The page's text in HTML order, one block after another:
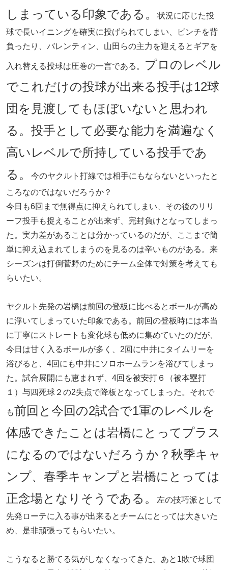
しまっている印象である。
状況に応じた投
球で長いイニングを確実に投げられてしまい、ピンチを背
負ったり、バレンティン、山田らの主力を迎えるとギアを
入れ替える投球は圧巻の一言である。
プロのレベル
でこれだけの投球が出来る投手は12球
団を見渡してもほぼいないと思われ
る。投手として必要な能力を満遍なく
高いレベルで所持している投手であ
る。
今のヤクルト打線では相手にもならないといったと
ころなのではないだろうか？
今日も6回まで無得点に抑えられてしまい、その後のリリ
ーフ投手も捉えることが出来ず、完封負けとなってしまっ
た。実力差があることは分かっているのだが、ここまで簡
単に抑え込まれてしまうのを見るのは辛いものがある。来
シーズンは打倒菅野のためにチーム全体で対策を考えても
らいたい。
ヤクルト先発の岩橋は前回の登板に比べるとボールが高め
に浮いてしまっていた印象である。前回の登板時には本当
に丁寧にストレートも変化球も低めに集めていたのだが、
今日は甘く入るボールが多く、2回に中井にタイムリーを
浴びると、4回にも中井にソロホームランを浴びてしまっ
た。試合展開にも恵まれず、4回を被安打６（被本塁打
１）与四死球２の2失点で降板となってしまった。それで
も前回と今回の2試合で1軍のレベルを
体感できたことは岩橋にとってプラス
になるのではないだろうか？秋季キャ
ンプ、春季キャンプと岩橋にとっては
正念場となりそうである。
左の技巧派として
先発ローテに入る事が出来るとチームにとっては大きいた
め、是非頑張ってもらいたい。
こうなると勝てる気がしなくなってきた。あと1敗で球団